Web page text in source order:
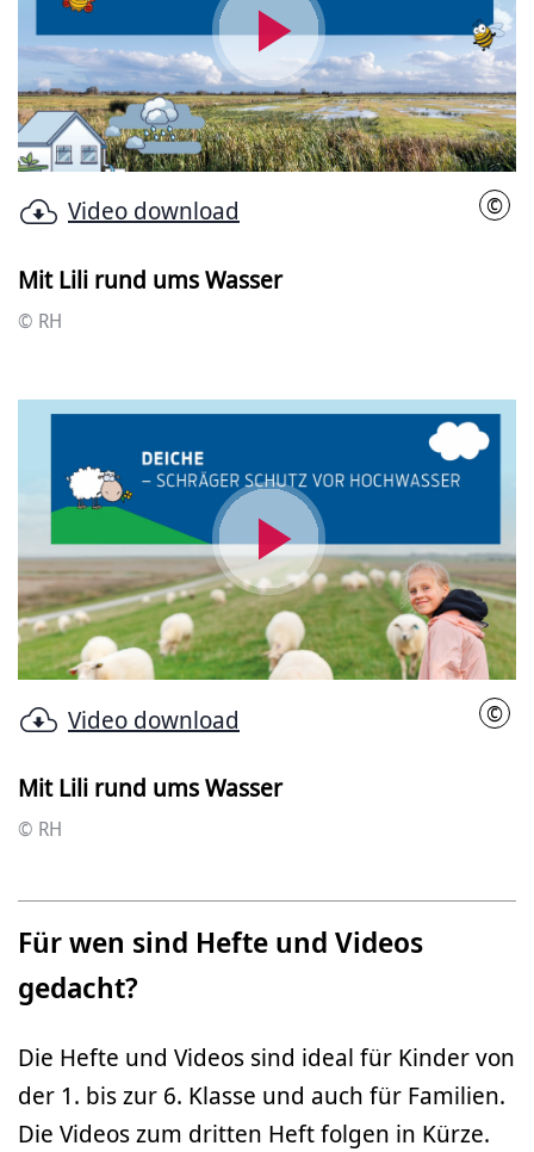
Video
abspielen
©RH
Video download
Mit Lili rund ums Wasser
© RH
Video
abspielen
©RH
Video download
Mit Lili rund ums Wasser
© RH
Für wen sind Hefte und Videos
gedacht?
Die Hefte und Videos sind ideal für Kinder von
der 1. bis zur 6. Klasse und auch für Familien.
Die Videos zum dritten Heft folgen in Kürze.